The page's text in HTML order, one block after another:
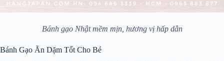
Bánh gạo Nhật mềm mịn, hương vị hấp dẫn
Bánh Gạo Ăn Dặm Tốt Cho Bé